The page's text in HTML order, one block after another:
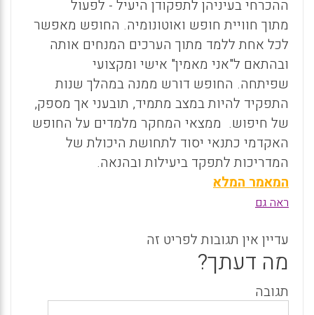
ההכרחי בעיניהן לתפקודן היעיל - לפעול
מתוך חוויית חופש ואוטונומיה. החופש מאפשר
לכל אחת ללמד מתוך הערכים המנחים אותה
ובהתאם ל"אני מאמין" אישי ומקצועי
שפיתחה. החופש דורש ממנה במהלך שנות
התפקיד להיות במצב מתמיד, תובעני אך מספק,
של חיפוש. ממצאי המחקר מלמדים על החופש
האקדמי כתנאי יסוד לתחושת היכולת של
המדריכות לתפקד ביעילות ובהנאה.
המאמר המלא
ראה גם
עדיין אין תגובות לפריט זה
מה דעתך?
תגובה